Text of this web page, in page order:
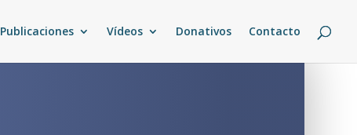
Publicaciones Vídeos Donativos Contacto